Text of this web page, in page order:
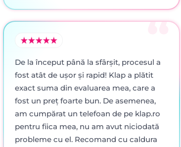
De la început până la sfârșit, procesul a
fost atât de ușor și rapid! Klap a plătit
exact suma din evaluarea mea, care a
fost un preț foarte bun. De asemenea,
am cumpărat un telefoan de pe klap.ro
pentru fiica mea, nu am avut niciodată
probleme cu el. Recomand cu caldura